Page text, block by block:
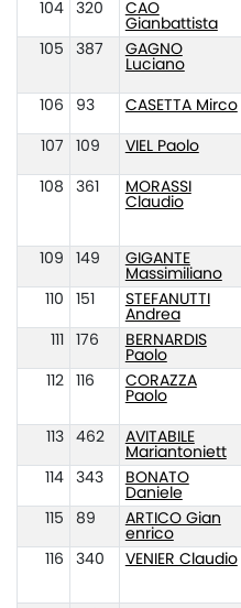
104
320
CAO
Gianbattista
105
387
GAGNO
Luciano
106
93 CASETTA Mirco
107
109 VIEL Paolo
108
361
MORASSI
Claudio
109
149
GIGANTE
Massimiliano
110
151
STEFANUTTI
Andrea
176
BERNARDIS
Paolo
112
116
CORAZZA
Paolo
113
462
AVITABILE
Mariantoniett
114
343
BONATO
Daniele
115
89
ARTICO Gian
enrico
116
340 VENIER Claudio